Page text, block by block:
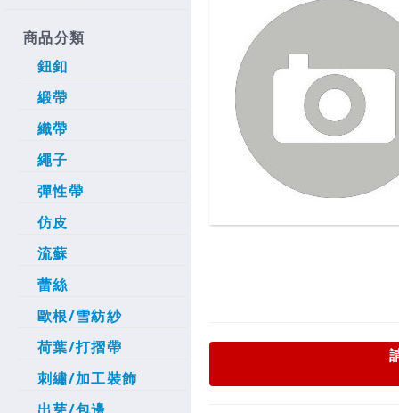
商品分類
鈕釦
緞帶
織帶
繩子
彈性帶
仿皮
流蘇
蕾絲
歐根/雪紡紗
荷葉/打摺帶
刺繡/加工裝飾